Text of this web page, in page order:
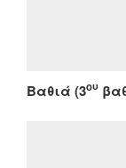
Βαθιά (3ου